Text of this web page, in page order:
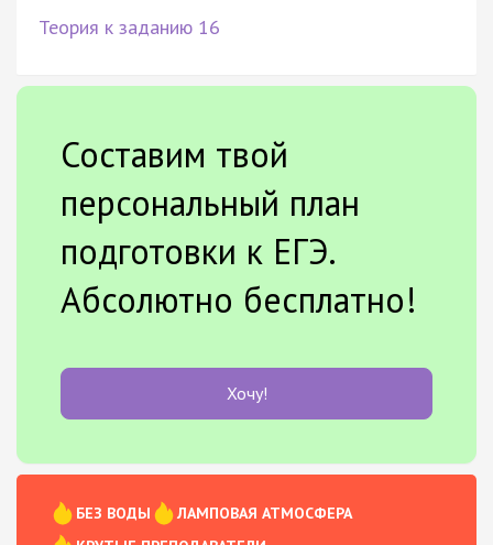
Теория к заданию 16
Составим твой
персональный план
подготовки к ЕГЭ.
Абсолютно бесплатно!
Хочу!
БЕЗ ВОДЫ
ЛАМПОВАЯ АТМОСФЕРА